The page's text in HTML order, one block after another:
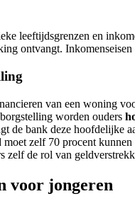
leeftijdsgrenzen en
ontvangt.
van een woning
worden ouders
de bank deze
zelf 70 procent
zelf de rol van
voor jongeren